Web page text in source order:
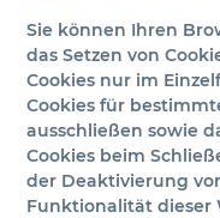
Sie können Ihren
das Setzen von
Cookies nur im
Cookies für
ausschließen sowie
Cookies beim
der Deaktivierung
Funktionalität dieser